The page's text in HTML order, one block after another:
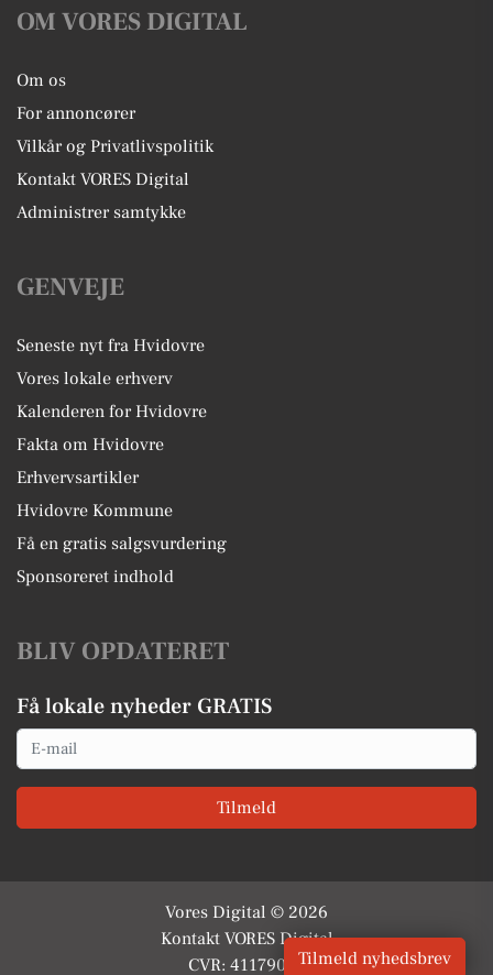
OM VORES DIGITAL
Om os
For annoncører
Vilkår og Privatlivspolitik
Kontakt VORES Digital
Administrer samtykke
GENVEJE
Seneste nyt fra Hvidovre
Vores lokale erhverv
Kalenderen for Hvidovre
Fakta om Hvidovre
Erhvervsartikler
Hvidovre Kommune
Få en gratis salgsvurdering
Sponsoreret indhold
BLIV OPDATERET
Få lokale nyheder GRATIS
Email
Tilmeld
Vores Digital © 2026
Kontakt VORES Digital
CVR: 41179082Tilmeld nyhedsbrev